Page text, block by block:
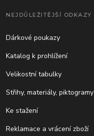
NEJDŮLEŽITĚJŠÍ ODKAZY
Dárkové poukazy
Katalog k prohlížení
Velikostní tabulky
Střihy, materiály, piktogramy
Ke stažení
Reklamace a vrácení zboží